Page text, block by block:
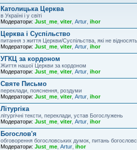
Католицька Церква
в Україні і у світі
Модератори: Just_me viter, Artur ihor
Церква і Суспільство
питання з життя Церкви/Суспільства, які не
Модератори: Just_me viter, Artur ihor
УГКЦ за кордоном
Життя нашої Церкви за кордоном
Модератори: Just_me viter, Artur ihor
Святе Письмо
переклади, пояснення, роздуми
Модератори: Just_me viter, Artur ihor
Літургіка
літургічні тексти, переклади, устав Богослужень
Модератори: Just_me viter, Artur ihor
Богослов'я
обговорення богословських думок, питань
Модератори: Just_me Artur ihor